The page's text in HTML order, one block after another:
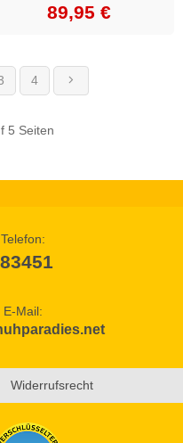
89,95 €
4
5 Seiten
Mail:
Widerrufsrecht